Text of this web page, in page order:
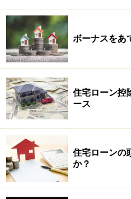
ボーナスをあ
住宅ローン控
ース
住宅ローンの
か？